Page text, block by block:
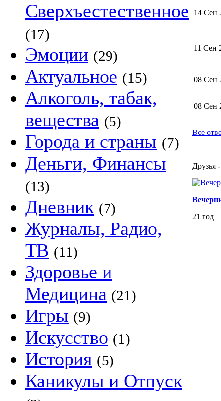
Сверхъестественное
(17)
Эмоции (29)
Актуальное (15)
Алкоголь, табак,
вещества (5)
Города и страны (7)
Деньги, Финансы
(13)
Дневник (7)
Журналы, Радио,
ТВ (11)
Здоровье и
Медицина (21)
Игры (9)
Искусство (1)
История (5)
Каникулы и Отпуск
14 Сен
11 Сен
08 Сен
08 Сен
Все
Друзья
21 год